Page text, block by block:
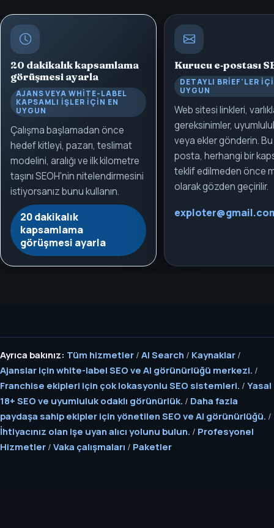
20 dakikalık kapsamlama
görüşmesi ayarla
AJANS VEYA WHITE-LABEL
KAPSAMLI IŞLER IÇIN EN
UYGUN
Çalışma başlamadan önce
hedef kitleyi, pazarı, teslimat
modelini, aralığı ve ilk kilometre
taşını SEOH'nin nitelendirmesini
istiyorsanız bunu kullanın.
20 dakikalık
kapsamlama
görüşmesi ayarla
Kurucu e‑postası
DETAYLI BRIEF'LER
UYGUN
Web sitesi linkleri,
gereksinimler,
veya ekler gönderin.
posta, herhangi bir
teklif edilmeden önce
olarak gözden geçirilir.
Ayrıca bakınız: Tüm hizmetler / AI Search / Kaynaklar /
Ajanslar için white-label SEO ve AI görünürlüğü merkezi. /
Franchise ekipleri için çok lokasyonlu SEO sistemleri. / Yasal
18+ SEO ve uyumluluk odaklı görünürlük. / Daha fazla
paydaşa sahip ekipler için yönetilen SEO ve AI görünürlüğü. /
İhtiyacınız olan işe uyan alıcı yolunu bulun. / Profesyonel
Hizmetler / Vaka çalışmaları / Paketler